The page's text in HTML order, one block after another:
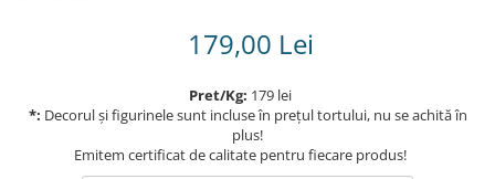
179,00 Lei
Pret/Kg: 179 lei
*: Decorul și figurinele sunt incluse în prețul tortului, nu se achită în
plus!
Emitem certificat de calitate pentru fiecare produs!